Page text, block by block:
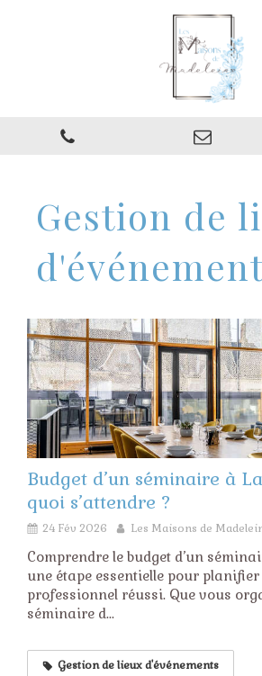
Gestion de
Budget d’un séminaire à
quoi s’attendre ?
24 Fév 2026 Les Maisons de
Comprendre le budget d’un
une étape essentielle pour
professionnel réussi. Que vous
séminaire d...
Gestion de lieux d'événements